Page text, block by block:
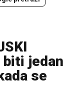
biti jedan
se